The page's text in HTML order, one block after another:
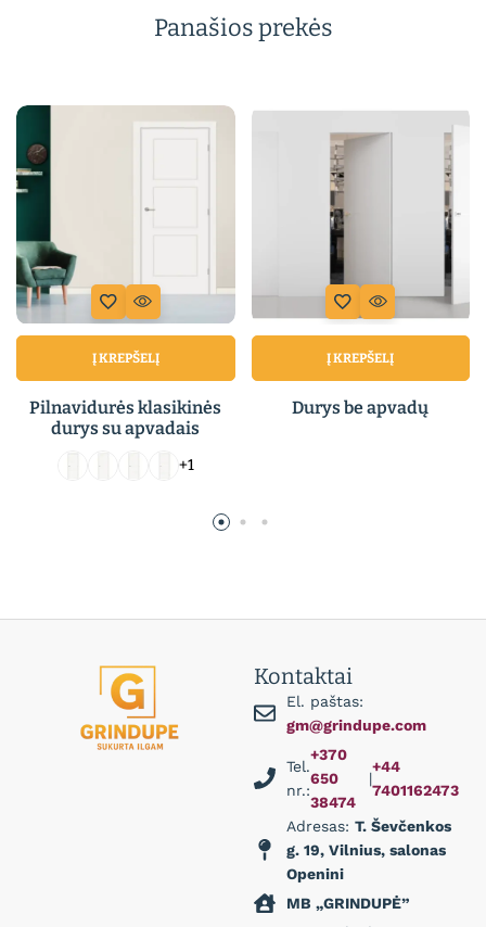
Panašios prekės
Į KREPŠELĮ
Pilnavidurės klasikinės
durys su apvadais
+1
Į KREPŠELĮ
Durys be apvadų
Kontaktai
El. paštas:
gm@grindupe.com
Tel.
nr.:
+370
650
38474
|
+44
7401162473
Adresas: T. Ševčenkos
g. 19, Vilnius, salonas
Openini
MB „GRINDUPĖ”